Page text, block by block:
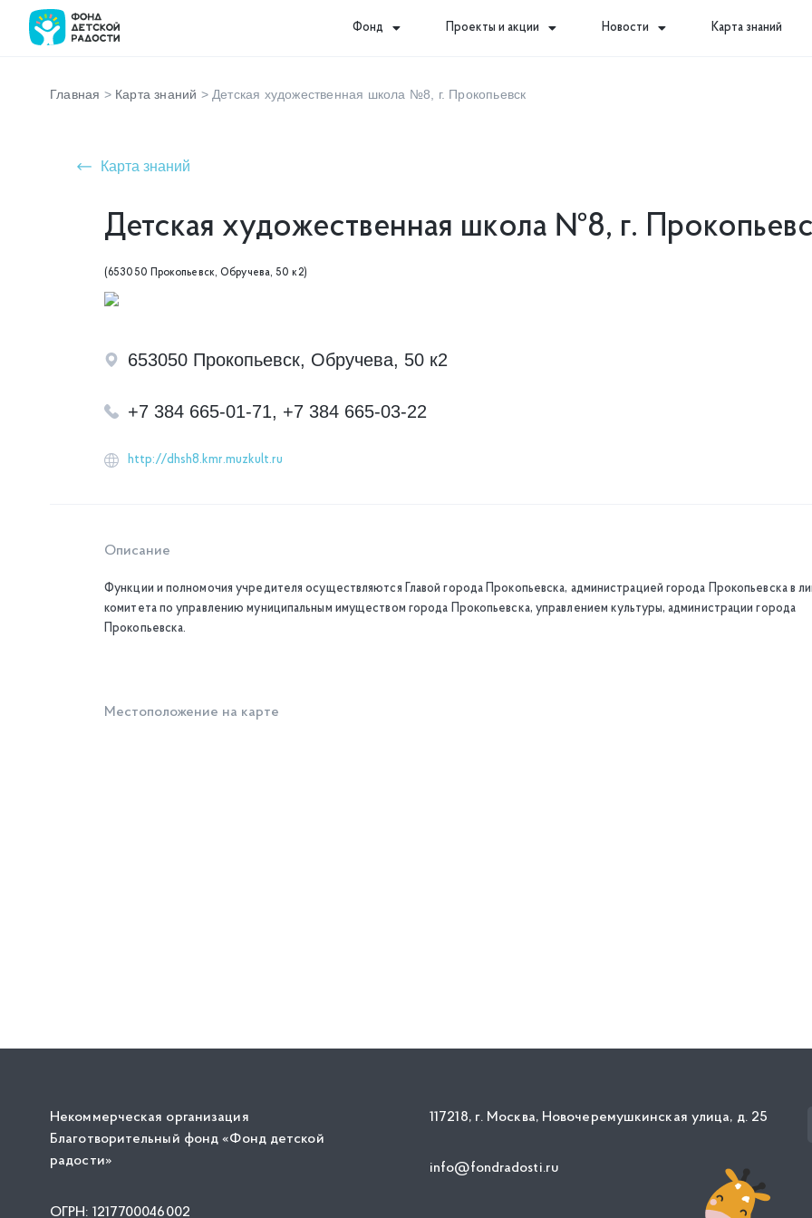
Фонд Проекты и акции Новости Карта знаний
Главная > Карта знаний > Детская художественная школа №8, г. Прокопьевск
Карта знаний
Детская художественная школа №8, г.
(653050 Прокопьевск, Обручева, 50 к2)
653050 Прокопьевск, Обручева, 50 к2
+7 384 665-01-71, +7 384 665-03-22
http://dhsh8.kmr.muzkult.ru
Описание
Функции и полномочия учредителя осуществляются Главой города Прокопьевска, администрацией города Прокопьевска в
комитета по управлению муниципальным имуществом города Прокопьевска, управлением культуры, администрации города
Прокопьевска.
Местоположение на карте
Некоммерческая организация
Благотворительный фонд «Фонд детской
радости»
ОГРН: 1217700046002
117218, г. Москва, Новочеремушкинская улица, д. 25
info@fondradosti.ru